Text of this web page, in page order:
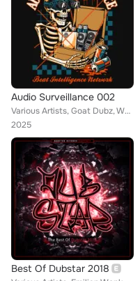
Audio Surveillance 002
Various Artists, Goat Dubz, WARLORD, Versa, Midroll, SKXLVTOR, IITYX, Sythyst, Jonter, Sanzu, NGHTKLR, JG Dubz, JETFAZE, VEXUS, ...
2025
Best Of Dubstar 2018